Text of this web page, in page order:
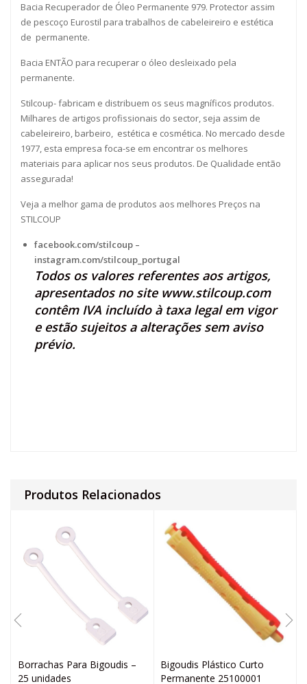
Bacia Recuperador de Óleo Permanente 979. Protector assim
de pescoço Eurostil para trabalhos de cabeleireiro e estética
de permanente.
Bacia ENTÃO para recuperar o óleo desleixado pela
permanente.
Stilcoup- fabricam e distribuem os seus magníficos produtos.
Milhares de artigos profissionais do sector, seja assim de
cabeleireiro, barbeiro, estética e cosmética. No mercado desde
1977, esta empresa foca-se em encontrar os melhores
materiais para aplicar nos seus produtos. De Qualidade então
assegurada!
Veja a melhor gama de produtos aos melhores Preços na
STILCOUP
facebook.com/stilcoup –
instagram.com/stilcoup_portugal
Todos os valores referentes aos artigos,
apresentados no site www.stilcoup.com
contêm IVA incluído à taxa legal em vigor
e estão sujeitos a alterações sem aviso
prévio.
Produtos Relacionados
Borrachas Para Bigoudis –
25 unidades
Bigoudis Plástico Curto
Permanente 25100001